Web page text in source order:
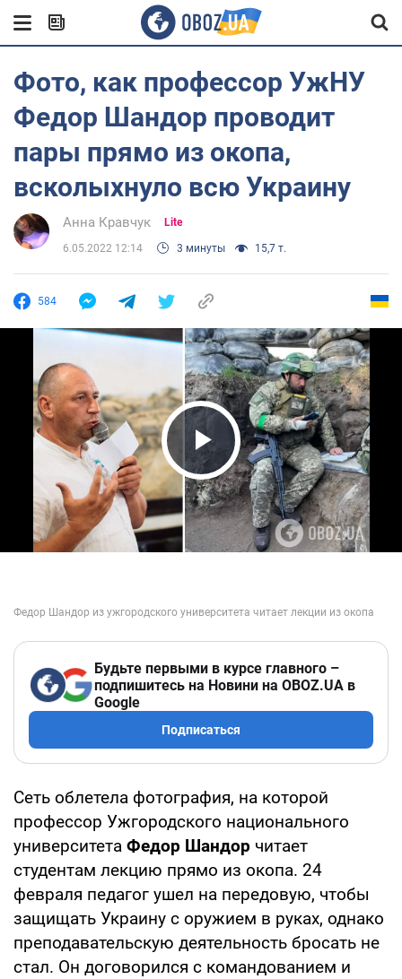
Фото, как профессор УжНУ
Федор Шандор проводит
пары прямо из окопа,
всколыхнуло всю Украину
Анна Кравчук Lite
6.05.2022 12:14 3 минуты 15,7 т.
584
Play Video
Будьте первыми в курсе главного –
подпишитесь на Новини на OBOZ.UA в
Google
Подписаться
Сеть облетела фотография, на которой
профессор Ужгородского национального
университета Федор Шандор читает
студентам лекцию прямо из окопа. 24
февраля педагог ушел на передовую, чтобы
защищать Украину с оружием в руках, однако
преподавательскую деятельность бросать не
стал. Он договорился с командованием и